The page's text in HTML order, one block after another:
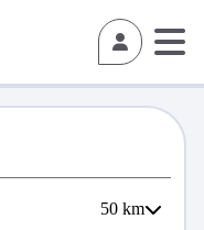
50 km